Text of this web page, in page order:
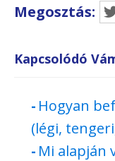
Megosztás:
Kapcsolódó
Hogyan
(légi,
Mi alapján